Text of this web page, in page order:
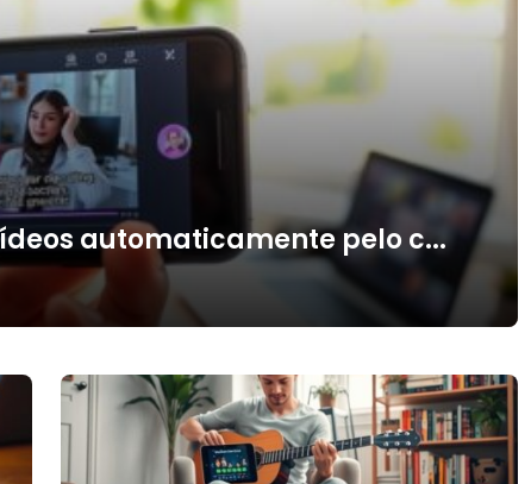
automaticamente pelo c...